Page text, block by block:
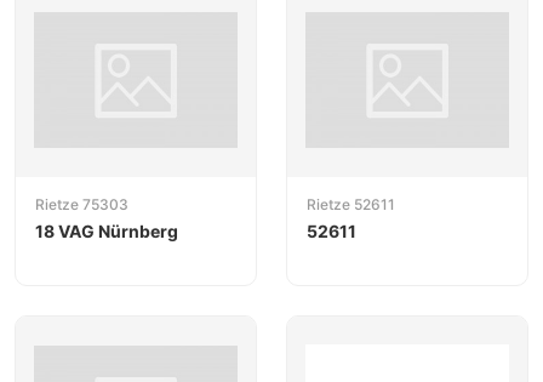
Rietze 75303
18 VAG Nürnberg
Rietze 52611
52611